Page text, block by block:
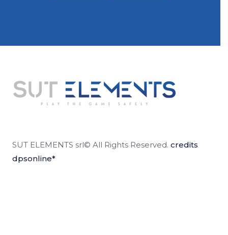
SUT ELEMENTS srl© All Rights Reserved. credits
dpsonline*